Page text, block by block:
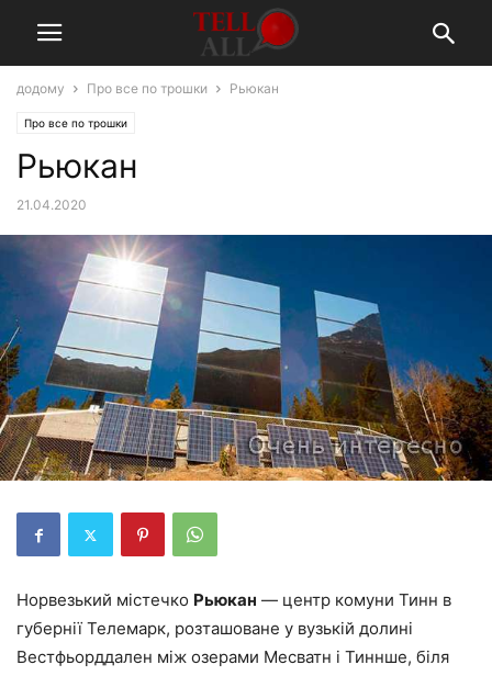
додому Про все по трошки Рьюкан
Про все по трошки
Рьюкан
21.04.2020
Норвезький містечко Рьюкан — центр комуни Тинн в
губернії Телемарк, розташоване у вузькій долині
Вестфьорддален між озерами Месватн і Тиннше, біля